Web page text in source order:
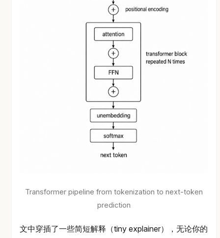
Transformer pipeline from tokenization to next-token
prediction
文中穿插了一些简短解释（tiny explainer），无论你的